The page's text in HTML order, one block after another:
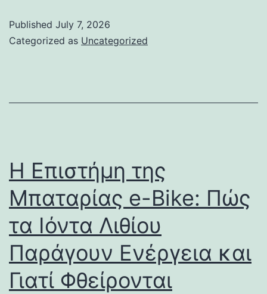
Published July 7, 2026
Categorized as Uncategorized
Η Επιστήμη της
Μπαταρίας e-Bike: Πώς
τα Ιόντα Λιθίου
Παράγουν Ενέργεια και
Γιατί Φθείρονται